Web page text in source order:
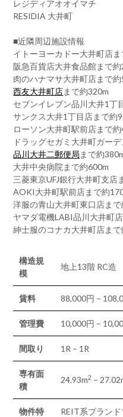
レジディアオオイマチ
RESIDIA 大井町
■近隣周辺施設情報
イトーヨーカドー大井町店
阪急百貨店大井食品館まで約
肉のハナマサ大井町店まで約
西友大井町店まで約320m
セブンイレブン品川大井1丁
サンクス大井1丁目店まで約
ローソン大井町駅前店まで約
ドラッグセガミ大井町ガー
品川大井二郵便局 まで約
大井中央病院まで約600m
三菱東京UFJ銀行大井町支店
AOKI大井町駅前店まで約
洋服の青山大井町東口店まで
ヤマダ電機LABI品川大井町
紳士服のコナカ大井町店まで
構造規
模
地上13階 RC造
賃料 88,000円 –
管理費 10,000円 –
間取り 1R – 1R
専有面
積
24.93m2 –
物件特
REIT系ブラン